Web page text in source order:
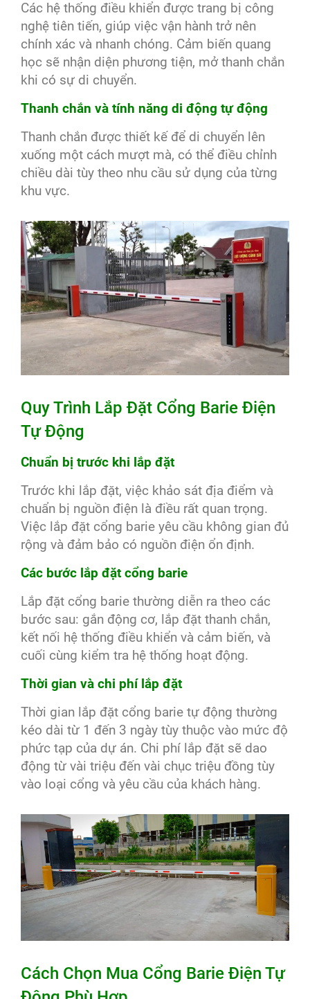
Các hệ thống điều khiển được trang bị công
nghệ tiên tiến, giúp việc vận hành trở nên
chính xác và nhanh chóng. Cảm biến quang
học sẽ nhận diện phương tiện, mở thanh chắn
khi có sự di chuyển.
Thanh chắn và tính năng di động tự động
Thanh chắn được thiết kế để di chuyển lên
xuống một cách mượt mà, có thể điều chỉnh
chiều dài tùy theo nhu cầu sử dụng của từng
khu vực.
Quy Trình Lắp Đặt Cổng Barie Điện
Tự Động
Chuẩn bị trước khi lắp đặt
Trước khi lắp đặt, việc khảo sát địa điểm và
chuẩn bị nguồn điện là điều rất quan trọng.
Việc lắp đặt cổng barie yêu cầu không gian đủ
rộng và đảm bảo có nguồn điện ổn định.
Các bước lắp đặt cổng barie
Lắp đặt cổng barie thường diễn ra theo các
bước sau: gắn động cơ, lắp đặt thanh chắn,
kết nối hệ thống điều khiển và cảm biến, và
cuối cùng kiểm tra hệ thống hoạt động.
Thời gian và chi phí lắp đặt
Thời gian lắp đặt cổng barie tự động thường
kéo dài từ 1 đến 3 ngày tùy thuộc vào mức độ
phức tạp của dự án. Chi phí lắp đặt sẽ dao
động từ vài triệu đến vài chục triệu đồng tùy
vào loại cổng và yêu cầu của khách hàng.
Cách Chọn Mua Cổng Barie Điện Tự